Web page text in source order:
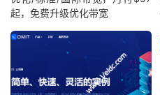
起，免费升级优化带宽